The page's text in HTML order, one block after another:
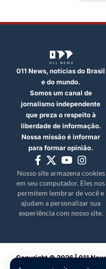
011 News, notícias do Brasil
e do mundo.
Somos um canal de
jornalismo independente
que preza o respeito à
liberdade de informação.
Nossa missão é informar
para formar opinião.
Nosso site armazena cookies
em seu computador. Eles nos
permitem lembrar de você e
ajudam a personalizar sua
experiência com nosso site.
Copyright © 2026 | 011